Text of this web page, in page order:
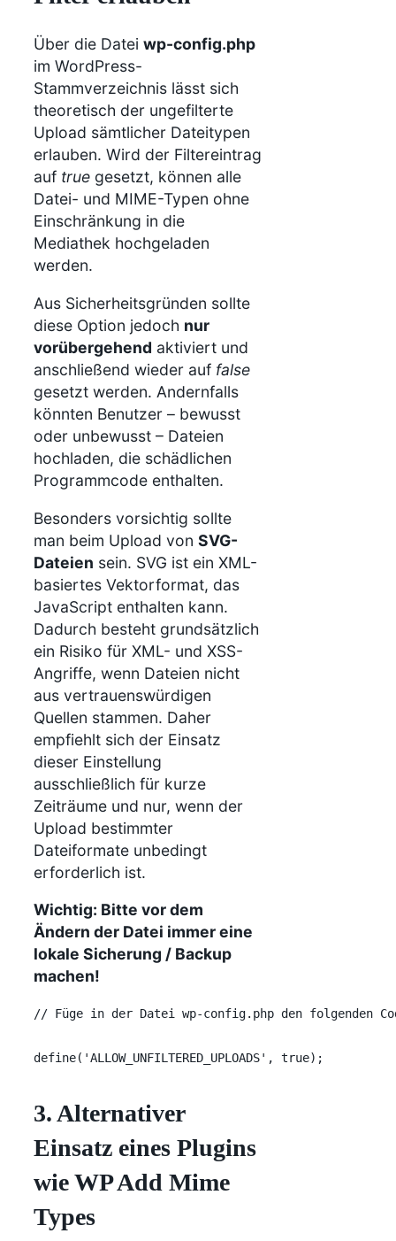
Über die Datei wp-config.php
im WordPress-
Stammverzeichnis lässt sich
theoretisch der ungefilterte
Upload sämtlicher Dateitypen
erlauben. Wird der Filtereintrag
auf true gesetzt, können alle
Datei- und MIME-Typen ohne
Einschränkung in die
Mediathek hochgeladen
werden.
Aus Sicherheitsgründen sollte
diese Option jedoch nur
vorübergehend aktiviert und
anschließend wieder auf false
gesetzt werden. Andernfalls
könnten Benutzer – bewusst
oder unbewusst – Dateien
hochladen, die schädlichen
Programmcode enthalten.
Besonders vorsichtig sollte
man beim Upload von SVG-
Dateien sein. SVG ist ein XML-
basiertes Vektorformat, das
JavaScript enthalten kann.
Dadurch besteht grundsätzlich
ein Risiko für XML- und XSS-
Angriffe, wenn Dateien nicht
aus vertrauenswürdigen
Quellen stammen. Daher
empfiehlt sich der Einsatz
dieser Einstellung
ausschließlich für kurze
Zeiträume und nur, wenn der
Upload bestimmter
Dateiformate unbedingt
erforderlich ist.
Wichtig: Bitte vor dem
Ändern der Datei immer eine
lokale Sicherung / Backup
machen!
// Füge in der Datei wp-config.php den folgenden
define('ALLOW_UNFILTERED_UPLOADS', true);
3. Alternativer
Einsatz eines Plugins
wie WP Add Mime
Types